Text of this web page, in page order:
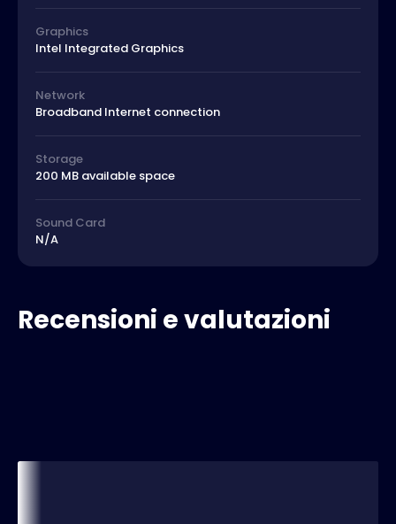
Graphics
Intel Integrated Graphics
Network
Broadband Internet connection
Storage
200 MB available space
Sound Card
N/A
Recensioni e valutazioni